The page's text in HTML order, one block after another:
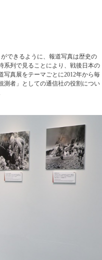
できるように、報道写真は歴史の
系列で見ることにより、戦後日本の
真展をテーマごとに2012年から毎
測者」としての通信社の役割につい